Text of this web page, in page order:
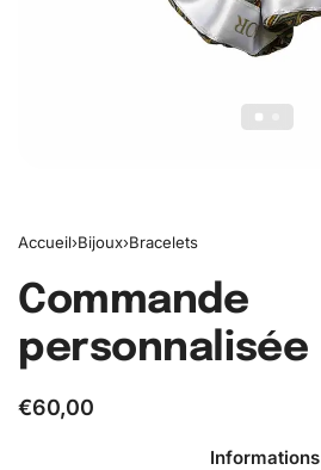
Accueil›Bijoux›Bracelets
Commande
personnalisée
€60,00
Informations